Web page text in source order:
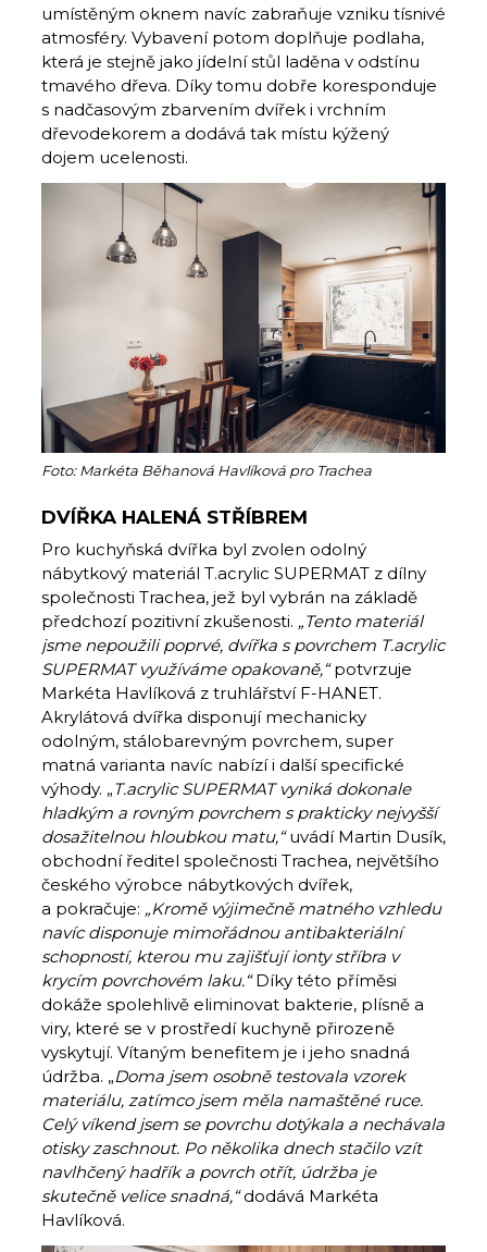
umístěným oknem navíc zabraňuje vzniku tísnivé
atmosféry. Vybavení potom doplňuje podlaha,
která je stejně jako jídelní stůl laděna v odstínu
tmavého dřeva. Díky tomu dobře koresponduje
s nadčasovým zbarvením dvířek i vrchním
dřevodekorem a dodává tak místu kýžený
dojem ucelenosti.
Foto: Markéta Běhanová Havlíková pro Trachea
DVÍŘKA HALENÁ STŘÍBREM
Pro kuchyňská dvířka byl zvolen odolný
nábytkový materiál T.acrylic SUPERMAT z dílny
společnosti Trachea, jež byl vybrán na základě
předchozí pozitivní zkušenosti. „Tento materiál
jsme nepoužili poprvé, dvířka s povrchem T.acrylic
SUPERMAT využíváme opakovaně,“potvrzuje
Markéta Havlíková z truhlářství F-HANET.
Akrylátová dvířka disponují mechanicky
odolným, stálobarevným povrchem, super
matná varianta navíc nabízí i další specifické
výhody. „T.acrylic SUPERMAT vyniká dokonale
hladkým a rovným povrchem s prakticky nejvyšší
dosažitelnou hloubkou matu,“uvádí Martin Dusík,
obchodní ředitel společnosti Trachea, největšího
českého výrobce nábytkových dvířek,
a pokračuje: „Kromě výjimečně matného vzhledu
navíc disponuje mimořádnou antibakteriální
schopností, kterou mu zajišťují ionty stříbra v
krycím povrchovém laku.“Díky této příměsi
dokáže spolehlivě eliminovat bakterie, plísně a
viry, které se v prostředí kuchyně přirozeně
vyskytují. Vítaným benefitem je i jeho snadná
údržba. „Doma jsem osobně testovala vzorek
materiálu, zatímco jsem měla namaštěné ruce.
Celý víkend jsem se povrchu dotýkala a nechávala
otisky zaschnout. Po několika dnech stačilo vzít
navlhčený hadřík a povrch otřít, údržba je
skutečně velice snadná,“dodává Markéta
Havlíková.